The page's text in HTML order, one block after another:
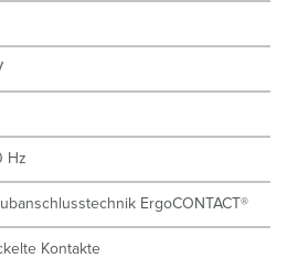
Hz
ErgoCONTACT®
Kontakte